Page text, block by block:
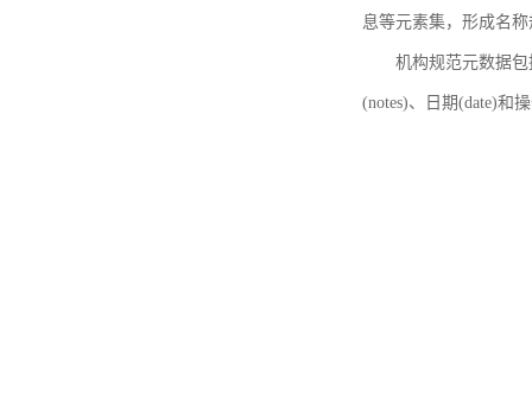
息等元素集，形成名
机构规范元数据
(notes)、日期(date)和